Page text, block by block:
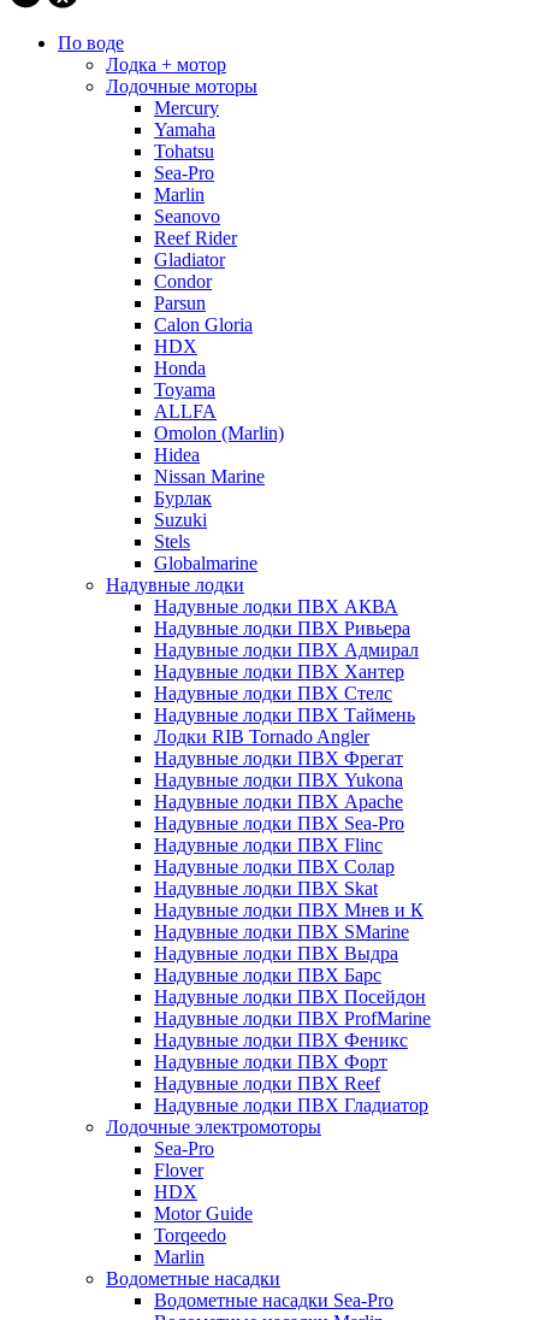
По воде
Лодка + мотор
Лодочные моторы
Mercury
Yamaha
Tohatsu
Sea-Pro
Marlin
Seanovo
Reef Rider
Gladiator
Condor
Parsun
Calon Gloria
HDX
Honda
Toyama
ALLFA
Omolon (Marlin)
Hidea
Nissan Marine
Бурлак
Suzuki
Stels
Globalmarine
Надувные лодки
Надувные лодки ПВХ АКВА
Надувные лодки ПВХ Ривьера
Надувные лодки ПВХ Адмирал
Надувные лодки ПВХ Хантер
Надувные лодки ПВХ Стелс
Надувные лодки ПВХ Таймень
Лодки RIB Tornado Angler
Надувные лодки ПВХ Фрегат
Надувные лодки ПВХ Yukona
Надувные лодки ПВХ Apache
Надувные лодки ПВХ Sea-Pro
Надувные лодки ПВХ Flinc
Надувные лодки ПВХ Солар
Надувные лодки ПВХ Skat
Надувные лодки ПВХ Мнев и К
Надувные лодки ПВХ SMarine
Надувные лодки ПВХ Выдра
Надувные лодки ПВХ Барс
Надувные лодки ПВХ Посейдон
Надувные лодки ПВХ ProfMarine
Надувные лодки ПВХ Феникс
Надувные лодки ПВХ Форт
Надувные лодки ПВХ Reef
Надувные лодки ПВХ Гладиатор
Лодочные электромоторы
Sea-Pro
Flover
HDX
Motor Guide
Torqeedo
Marlin
Водометные насадки
Водометные насадки Sea-Pro